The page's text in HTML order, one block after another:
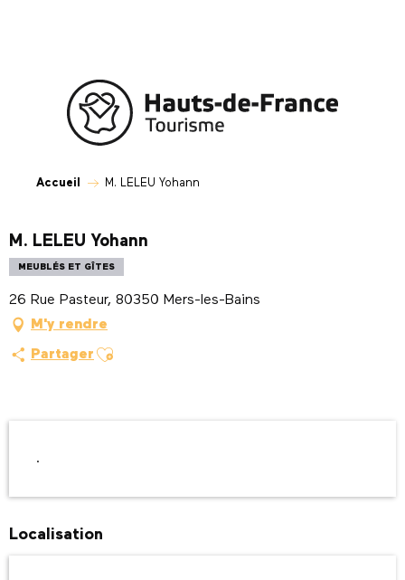
Accueil M. LELEU Yohann
M. LELEU Yohann
MEUBLÉS ET GÎTES
26 Rue Pasteur, 80350 Mers-les-Bains
M'y rendre
Partager Ajouter aux favoris
.
Localisation